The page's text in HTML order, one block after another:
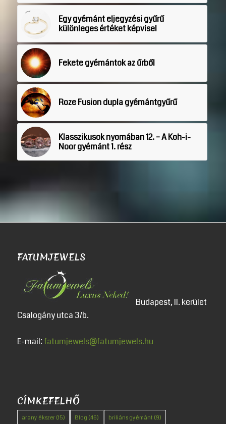
Egy gyémánt eljegyzési gyűrű
különleges értéket képvisel
Fekete gyémántok az űrből
Roze Fusion dupla gyémántgyűrű
Klasszikusok nyomában 12. – A Koh-i-
Noor gyémánt 1. rész
FATUMJEWELS
Budapest, II. kerület
Csalogány utca 3/b.
E-mail: fatumjewels@fatumjewels.hu
CÍMKEFELHŐ
arany ékszer(15) Blog (46) briliáns gyémánt (9)